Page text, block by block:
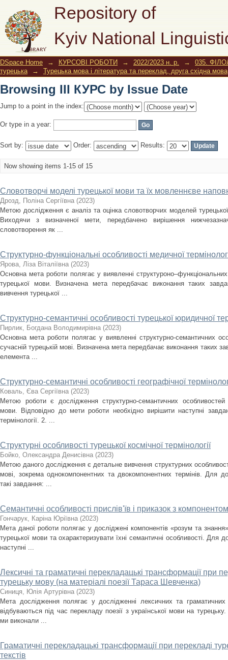
Repository of
Kyiv National
Browsing ІІІ КУРС by Issue Date
DSpace Home → КУРСОВІ РОБОТИ → 2022/2023 н. р. →
035.
турецька
→ Турецька мова і література та переклад, друга східна
Browsing ІІІ КУРС by Issue Date
Jump to a point in the index:
Or type in a year:
Sort by: Order: Results:
Now showing items 1-15 of 15
Словотворчі моделі турецької мови та їх мовленнєве
Дрозд, Поліна Сергіївна (2023)
Метою дослідження є аналіз та оцінка словотворчих моделей
Виходячи з визначеної мети, передбачено вирішення
словотворення як ...
Структурно-функціональні особливості медичної
Ярова, Ліза Віталіївна (2023)
Основна мета роботи полягає у виявленні
турецької мови. Визначена мета передбачає виконання таких
вивчення турецької ...
Структурно-семантичні особливості турецької юридичної
Пирлик, Богдана Володимирівна (2023)
Основна мета роботи полягає у виявленні структурно-семантичних
сучасній турецькій мові. Визначена мета передбачає виконання таких
елемента ...
Структурно-семантичні особливості географічної
Коваль, Єва Сергіївна (2023)
Метою роботи є дослідження структурно-семантичних особливостей
мови. Відповідно до мети роботи необхідно вирішити наступні
термінології. 2. ...
Структурні особливості турецької космічної термінології
Бойко, Олександра Денисівна (2023)
Метою даного дослідження є детальне вивчення структурних
мові, зокрема однокомпонентних та двокомпонентних термінів. Для
такі завдання: ...
Семантичні особливості прислів'їв і приказок з
Гончарук, Каріна Юріївна (2023)
Мета даної роботи полягає у досліджені компонентів «розум та
турецької мови та охарактеризувати їхні семантичні особливості. Для
наступні ...
Лексичні та граматичні перекладацькі трансформації при
турецьку мову (на матеріалі поезії Тараса Шевченка)
Синиця, Юлія Артурівна (2023)
Мета дослідження полягає у дослідженні лексичних та граматичних
відбуваються під час перекладу поезії з української мови на
ми виконали ...
Граматичні перекладацькі трансформації при перекладі
текстів